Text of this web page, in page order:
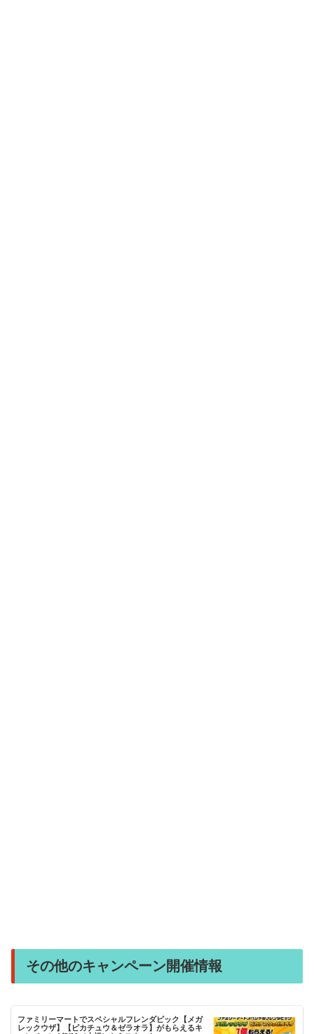
その他のキャンペーン開催情報
ファミリーマートでスペシャルフレンダピック【メガ
レックウザ】【ピカチュウ＆ゼラオラ】がもらえるキ